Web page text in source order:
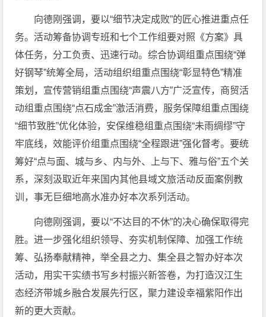
向德刚强调，要以“细节决定成败”的匠心推进重点任
务。活动筹备协调专班和七个工作组要对照《方案》具
体任务，分工负责、迅速行动。综合协调组重点围绕“弹
好钢琴”统筹全局，活动组织组重点围绕“彰显特色”精准
策划，宣传营销组重点围绕“声震八方”广泛宣传，商贸活
动组重点围绕“点石成金”激活消费，服务保障组重点围绕
“细节致胜”优化体验，安保维稳组重点围绕“未雨绸缪”守
牢底线，效能评价组重点围绕“全程跟进”强化督考。要统
筹好“点与面、城与乡、内与外、上与下、雅与俗”五个关
系，深刻汲取近年来国内其他县域文旅活动反面案例教
训，事无巨细地高水准办好本次系列活动。
向德刚强调，要以“不达目的不休”的决心确保取得完
胜。进一步强化组织领导、夯实机制保障、加强工作统
筹、弘扬奉献精神，举全县之力、集全县之智办好本次
活动，用实干实绩书写乡村振兴新答卷，为打造汉江生
态经济带城乡融合发展先行区，聚力建设幸福紫阳作出
新的更大贡献。